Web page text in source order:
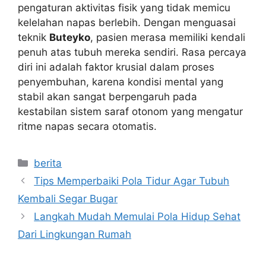
pengaturan aktivitas fisik yang tidak memicu
kelelahan napas berlebih. Dengan menguasai
teknik Buteyko, pasien merasa memiliki kendali
penuh atas tubuh mereka sendiri. Rasa percaya
diri ini adalah faktor krusial dalam proses
penyembuhan, karena kondisi mental yang
stabil akan sangat berpengaruh pada
kestabilan sistem saraf otonom yang mengatur
ritme napas secara otomatis.
Kategori
berita
Tips Memperbaiki Pola Tidur Agar Tubuh
Kembali Segar Bugar
Langkah Mudah Memulai Pola Hidup Sehat
Dari Lingkungan Rumah